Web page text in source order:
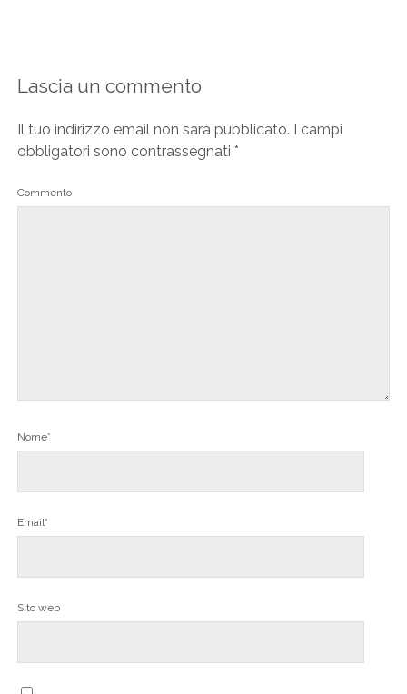
Lascia un commento
Il tuo indirizzo email non sarà pubblicato. I campi
obbligatori sono contrassegnati *
Commento
Nome*
Email*
Sito web